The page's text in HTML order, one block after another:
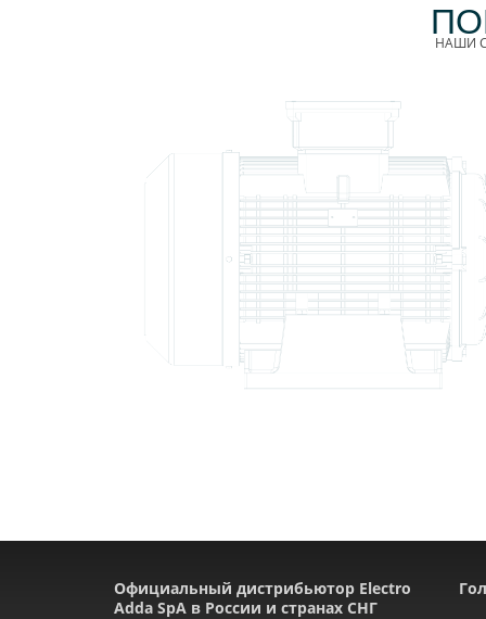
НАШИ
Официальный дистрибьютор Electro
Adda SpA в России и странах СНГ